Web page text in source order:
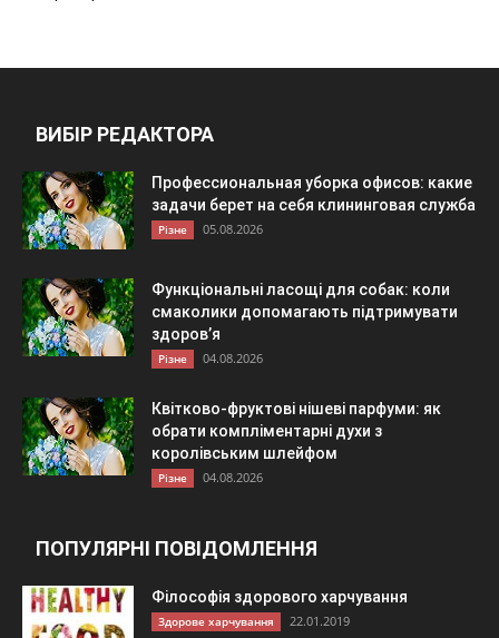
ВИБІР РЕДАКТОРА
Профессиональная уборка офисов: какие
задачи берет на себя клининговая служба
Різне 05.08.2026
Функціональні ласощі для собак: коли
смаколики допомагають підтримувати
здоров’я
Різне 04.08.2026
Квітково-фруктові нішеві парфуми: як
обрати компліментарні духи з
королівським шлейфом
Різне 04.08.2026
ПОПУЛЯРНІ ПОВІДОМЛЕННЯ
Філософія здорового харчування
Здорове харчування 22.01.2019